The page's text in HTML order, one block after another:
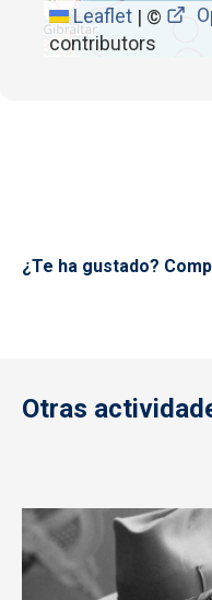
Leaflet | ©
contributors
¿Te ha gustado?
Otras